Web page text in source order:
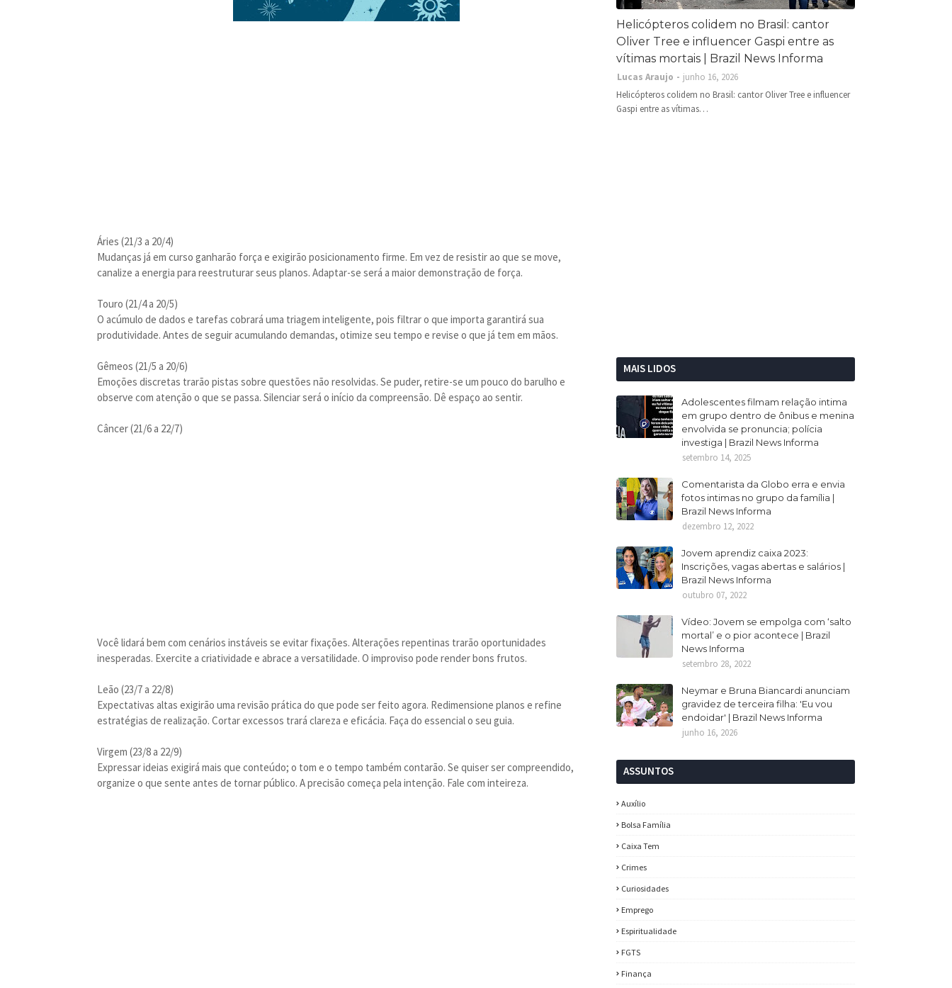
Áries (21/3 a 20/4)
Mudanças já em curso ganharão força e exigirão posicionamento firme. Em vez de resistir ao que se move,
canalize a energia para reestruturar seus planos. Adaptar-se será a maior demonstração de força.
Touro (21/4 a 20/5)
O acúmulo de dados e tarefas cobrará uma triagem inteligente, pois filtrar o que importa garantirá sua
produtividade. Antes de seguir acumulando demandas, otimize seu tempo e revise o que já tem em mãos.
Gêmeos (21/5 a 20/6)
Emoções discretas trarão pistas sobre questões não resolvidas. Se puder, retire-se um pouco do barulho e
observe com atenção o que se passa. Silenciar será o início da compreensão. Dê espaço ao sentir.
Câncer (21/6 a 22/7)
Você lidará bem com cenários instáveis se evitar fixações. Alterações repentinas trarão oportunidades
inesperadas. Exercite a criatividade e abrace a versatilidade. O improviso pode render bons frutos.
Leão (23/7 a 22/8)
Expectativas altas exigirão uma revisão prática do que pode ser feito agora. Redimensione planos e refine
estratégias de realização. Cortar excessos trará clareza e eficácia. Faça do essencial o seu guia.
Virgem (23/8 a 22/9)
Expressar ideias exigirá mais que conteúdo; o tom e o tempo também contarão. Se quiser ser compreendido,
organize o que sente antes de tornar público. A precisão começa pela intenção. Fale com inteireza.
Helicópteros colidem no Brasil: cantor
Oliver Tree e influencer Gaspi entre as
vítimas mortais | Brazil News Informa
Lucas Araujo
junho 16, 2026
Helicópteros colidem no Brasil: cantor Oliver Tree e influencer
Gaspi entre as vítimas…
MAIS LIDOS
Adolescentes filmam relação intima
em grupo dentro de ônibus e menina
envolvida se pronuncia; polícia
investiga | Brazil News Informa
setembro 14, 2025
Comentarista da Globo erra e envia
fotos intimas no grupo da família |
Brazil News Informa
dezembro 12, 2022
Jovem aprendiz caixa 2023:
Inscrições, vagas abertas e salários |
Brazil News Informa
outubro 07, 2022
Vídeo: Jovem se empolga com ‘salto
mortal’ e o pior acontece | Brazil
News Informa
setembro 28, 2022
Neymar e Bruna Biancardi anunciam
gravidez de terceira filha: 'Eu vou
endoidar' | Brazil News Informa
junho 16, 2026
ASSUNTOS
Auxílio
Bolsa Família
Caixa Tem
Crimes
Curiosidades
Emprego
Espiritualidade
FGTS
Finança